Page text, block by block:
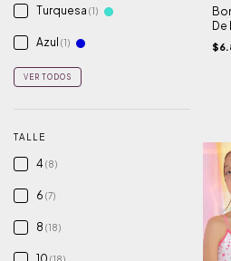
Turquesa (1)
Azul (1)
VER TODOS
TALLE
4 (8)
6 (7)
8 (18)
De